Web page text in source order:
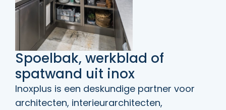
Spoelbak, werkblad of
spatwand uit inox
Inoxplus is een deskundige partner voor
architecten, interieurarchitecten,